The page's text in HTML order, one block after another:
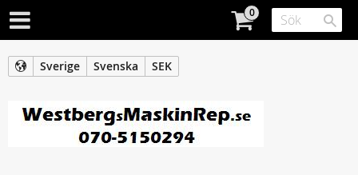
Sverige Svenska SEK